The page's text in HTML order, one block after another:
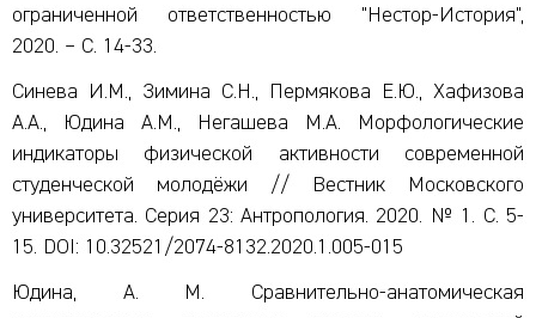
ограниченной ответственностью "Нестор-История",
2020. – С. 14-33.
Синева И.М., Зимина С.Н., Пермякова Е.Ю., Хафизова
А.А., Юдина А.М., Негашева М.А. Морфологические
индикаторы физической активности современной
студенческой молодёжи // Вестник Московского
университета. Серия 23: Антропология. 2020. № 1. С. 5-
15. DOI: 10.32521/2074-8132.2020.1.005-015
Юдина, А. М. Сравнительно-анатомическая